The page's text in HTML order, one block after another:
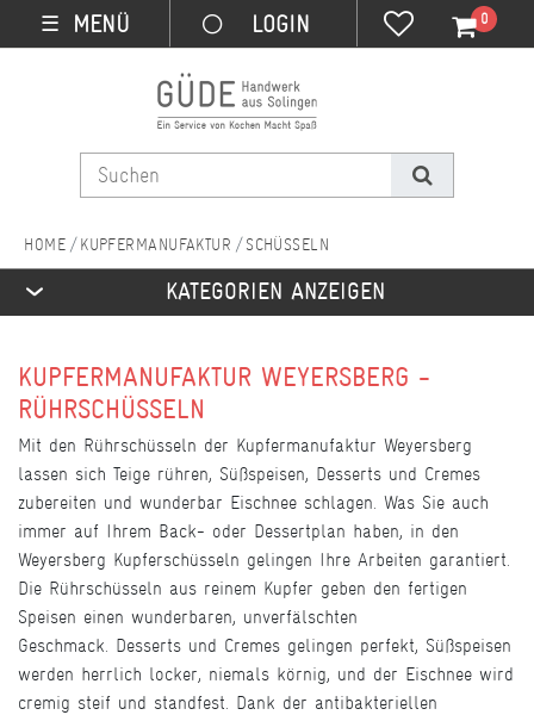
☰ MENÜ 0
KUPFERMANUFAKTUR SCHÜSSELN
KATEGORIEN ANZEIGEN
KUPFERMANUFAKTUR WEYERSBERG -
RÜHRSCHÜSSELN
Mit den Rührschüsseln der Kupfermanufaktur Weyersberg
lassen sich Teige rühren, Süßspeisen, Desserts und Cremes
zubereiten und wunderbar Eischnee schlagen. Was Sie auch
immer auf Ihrem Back- oder Dessertplan haben, in den
Weyersberg Kupferschüsseln gelingen Ihre Arbeiten garantiert.
Die Rührschüsseln aus reinem Kupfer geben den fertigen
Speisen einen wunderbaren, unverfälschten
Geschmack. Desserts und Cremes gelingen perfekt, Süßspeisen
werden herrlich locker, niemals körnig, und der Eischnee wird
cremig steif und standfest. Dank der antibakteriellen